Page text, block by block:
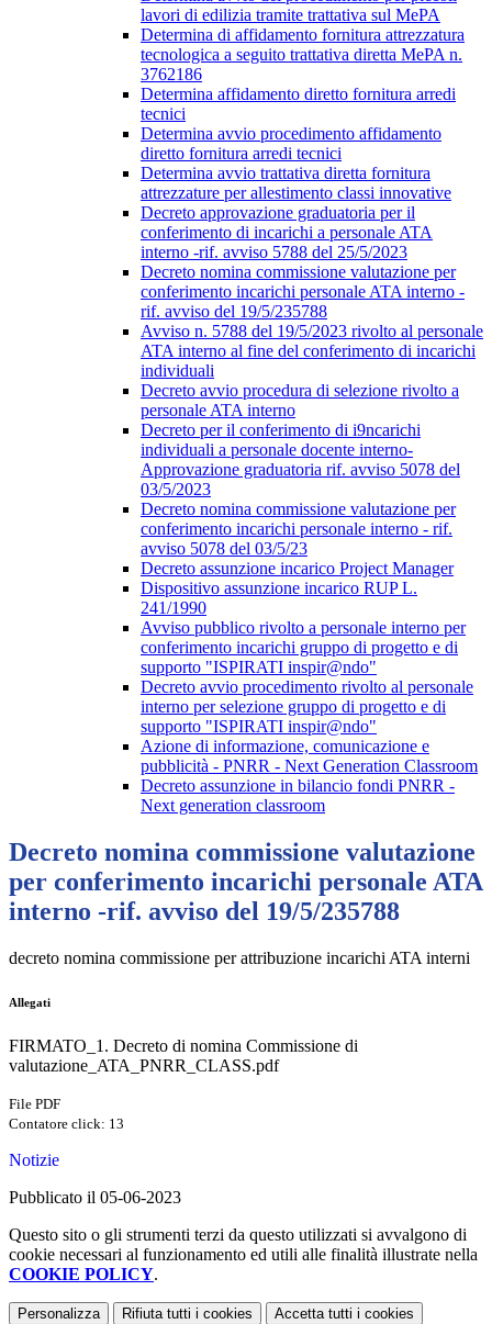
lavori di edilizia tramite trattativa sul MePA
Determina di affidamento fornitura attrezzatura
tecnologica a seguito trattativa diretta MePA n.
3762186
Determina affidamento diretto fornitura arredi
tecnici
Determina avvio procedimento affidamento
diretto fornitura arredi tecnici
Determina avvio trattativa diretta fornitura
attrezzature per allestimento classi innovative
Decreto approvazione graduatoria per il
conferimento di incarichi a personale ATA
interno -rif. avviso 5788 del 25/5/2023
Decreto nomina commissione valutazione per
conferimento incarichi personale ATA interno -
rif. avviso del 19/5/235788
Avviso n. 5788 del 19/5/2023 rivolto al personale
ATA interno al fine del conferimento di incarichi
individuali
Decreto avvio procedura di selezione rivolto a
personale ATA interno
Decreto per il conferimento di i9ncarichi
individuali a personale docente interno-
Approvazione graduatoria rif. avviso 5078 del
03/5/2023
Decreto nomina commissione valutazione per
conferimento incarichi personale interno - rif.
avviso 5078 del 03/5/23
Decreto assunzione incarico Project Manager
Dispositivo assunzione incarico RUP L.
241/1990
Avviso pubblico rivolto a personale interno per
conferimento incarichi gruppo di progetto e di
supporto "ISPIRATI inspir@ndo"
Decreto avvio procedimento rivolto al personale
interno per selezione gruppo di progetto e di
supporto "ISPIRATI inspir@ndo"
Azione di informazione, comunicazione e
pubblicità - PNRR - Next Generation Classroom
Decreto assunzione in bilancio fondi PNRR -
Next generation classroom
Decreto nomina commissione valutazione
per conferimento incarichi personale ATA
interno -rif. avviso del 19/5/235788
decreto nomina commissione per attribuzione incarichi ATA interni
Allegati
FIRMATO_1. Decreto di nomina Commissione di
valutazione_ATA_PNRR_CLASS.pdf
File PDF
Contatore click: 13
Notizie
Pubblicato il 05-06-2023
Questo sito o gli strumenti terzi da questo utilizzati si avvalgono di
cookie necessari al funzionamento ed utili alle finalità illustrate nella
COOKIE POLICY.
Personalizza Rifiuta tutti i cookies Accetta tutti i cookies